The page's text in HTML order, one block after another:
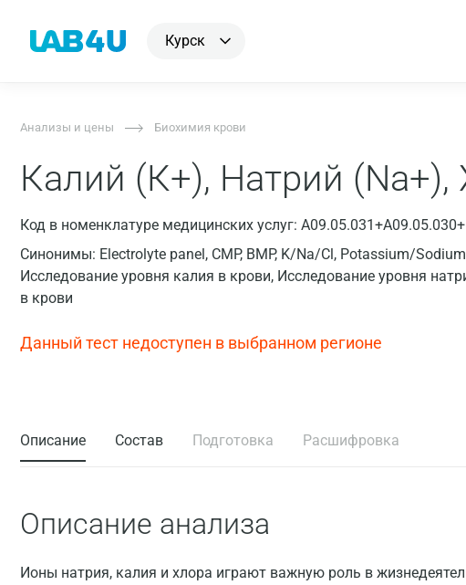
Курск
Анализы и цены Биохимия крови
Калий (К+), Натрий (Na+),
Код в номенклатуре медицинских услуг:
Синонимы: Electrolyte panel, CMP, BMP, K/Na/Cl, Potassium/
Исследование уровня калия в крови, Исследование уровня
в крови
Данный тест недоступен в выбранном регионе
Описание Состав Подготовка Расшифровка
Описание анализа
Ионы натрия, калия и хлора играют важную роль в